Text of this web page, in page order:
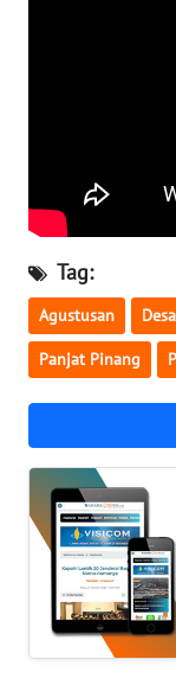
Tag:
Agustusan
Panjat Pinang
WN
JATENG
WN
NUSANTARA
WN
JATIM
WN
BALI
WN
KALBAR